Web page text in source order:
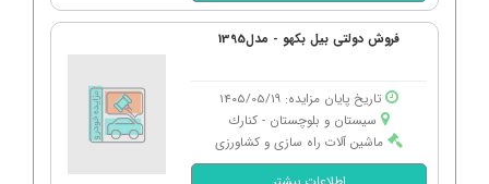
فروش دولتی بیل بکهو - مدل1395
تاریخ پایان مزایده: 1405/05/19
سیستان و بلوچستان - كنارك
ماشین آلات راه سازی و کشاورزی